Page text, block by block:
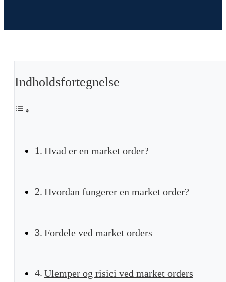
Indholdsfortegnelse
Hvad er en market order?
Hvordan fungerer en market order?
Fordele ved market orders
Ulemper og risici ved market orders